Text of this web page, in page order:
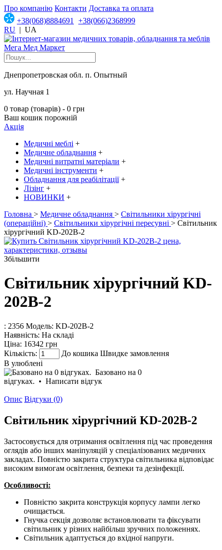
Про компанію Контакти Доставка та оплата
+38(068)8884691
+38(066)2368999
RU | UA
Днепропетровская обл. п. Опытный
ул. Научная 1
0 товар (товарів) - 0 грн
Ваш кошик порожній
Акція
Медичні меблі +
Медичне обладнання +
Медичні витратні матеріали +
Медичні інструменти +
Обладнання для реабілітації +
Лізінг +
НОВИНКИ +
Головна > Медичне обладнання > Світильники хірургічні
(операційні) > Світильники хірургічні пересувні > Світильник
хірургічний KD-202B-2
Збільшити
Світильник хірургічний KD-
202B-2
: 2356 Модель: KD-202B-2
Наявність: На складі
Ціна: 16342 грн
Кількість:
До кошика Швидке замовлення
В улюблені
Базовано на 0
відгуках. • Написати відгук
Опис Відгуки (0)
Світильник хірургічний KD-202B-2
Застосовується для отримання освітлення під час проведення
оглядів або інших маніпуляцій у спеціалізованих медичних
закладах. Повністю закрита структура світильника відповідає
високим вимогам освітлення, безпеки та дезінфекції.
Особливості:
Повністю закрита конструкція корпусу лампи легко
очищається.
Гнучка секція дозволяє встановлювати та фіксувати
світильник у різних найбільш зручних положеннях.
Світильник адаптується до вхідної напруги.